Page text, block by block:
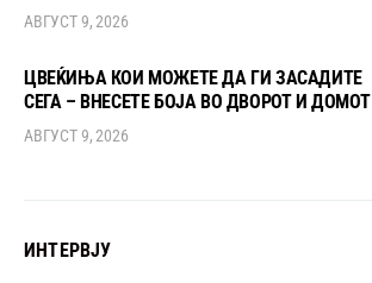
АВГУСТ 9, 2026
ЦВЕЌИЊА КОИ МОЖЕТЕ ДА ГИ ЗАСАДИТЕ
СЕГА – ВНЕСЕТЕ БОЈА ВО ДВОРОТ И ДОМОТ
АВГУСТ 9, 2026
ИНТЕРВЈУ